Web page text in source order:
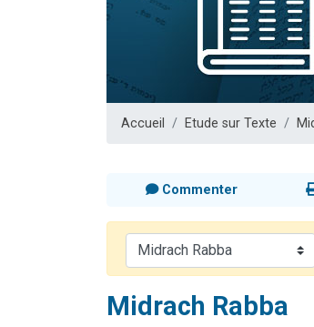
Accueil Etude sur Texte
Commenter
Midrach Rabba